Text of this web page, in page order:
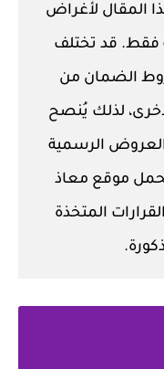
المقال لأغراض
فقط. قد تختلف
الضمان من
لذلك يُنصح
الرسمية
موقع معاذ
المتخذة